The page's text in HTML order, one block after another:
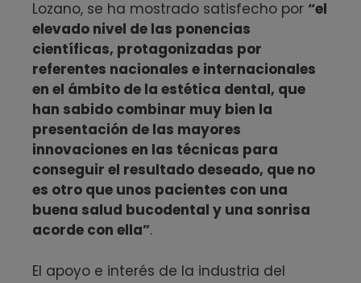
Lozano, se ha mostrado satisfecho por “el
elevado nivel de las ponencias
científicas, protagonizadas por
referentes nacionales e internacionales
en el ámbito de la estética dental, que
han sabido combinar muy bien la
presentación de las mayores
innovaciones en las técnicas para
conseguir el resultado deseado, que no
es otro que unos pacientes con una
buena salud bucodental y una sonrisa
acorde con ella”.
El apoyo e interés de la industria del